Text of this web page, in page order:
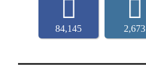
84,145 2,673